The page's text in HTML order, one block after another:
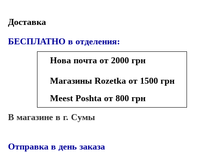
Доставка
БЕСПЛАТНО в отделения:
Нова почта от 2000 грн
Магазины Rozetka от 1500 грн
Meest Poshta от 800 грн
В магазине в г. Сумы
Отправка в день заказа